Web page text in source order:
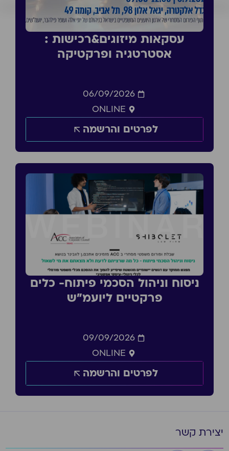
עסקאות מיזוגים&רכישות :
אסטרטגיה ופרקטיקה
06/09/2026
ONLINE
לפרטים והרשמה
ניסוח וניהול הסכמי פיתוח- כלים
פרקטיים ליועמ״ש
09/09/2026
ONLINE
לפרטים והרשמה
יצירת קשר